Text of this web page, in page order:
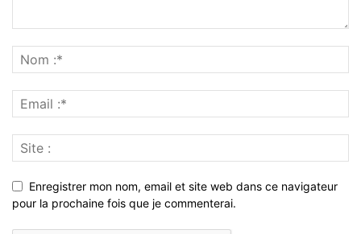
Enregistrer mon nom, email et site web dans ce navigateur
pour la prochaine fois que je commenterai.